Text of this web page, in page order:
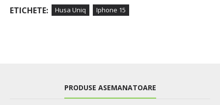
ETICHETE: Husa Uniq Iphone 15
PRODUSE ASEMANATOARE